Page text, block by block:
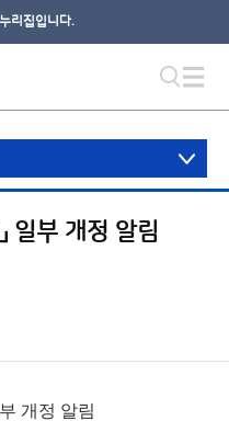
리집입니다.
일부 개정 알림
개정 알림